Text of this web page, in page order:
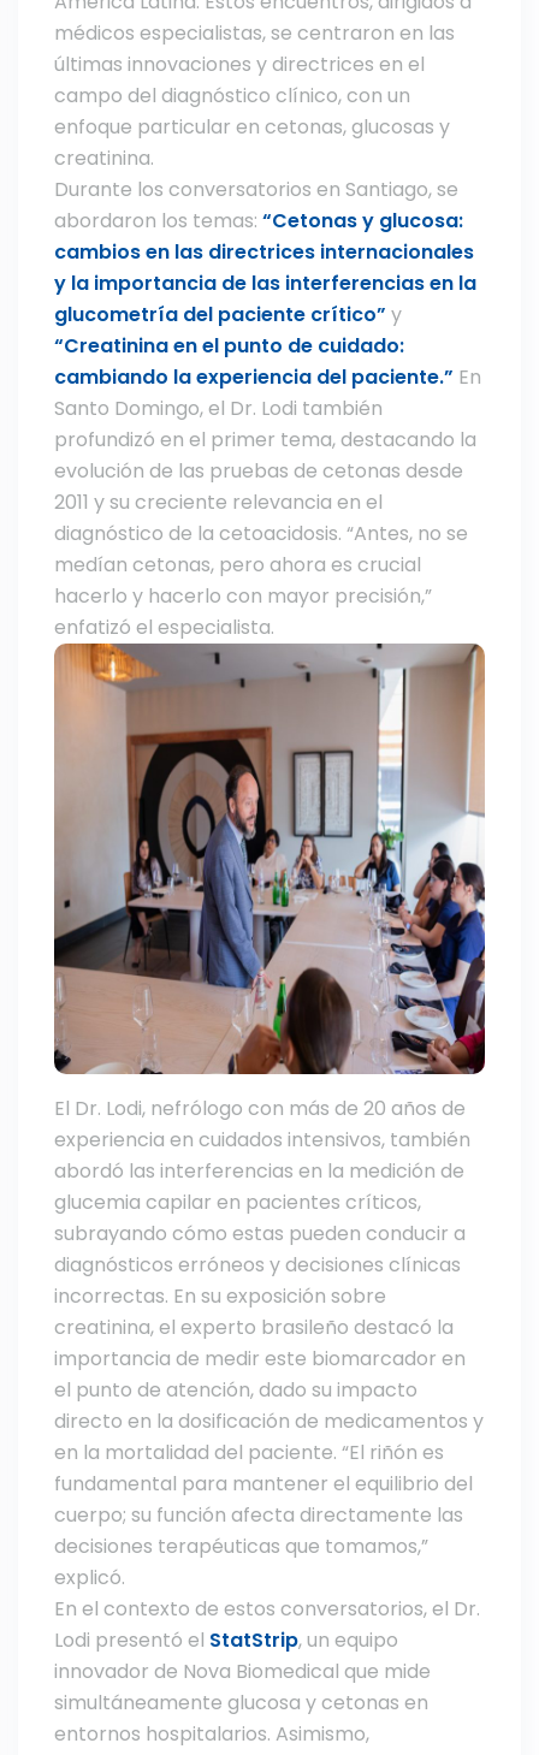
médicos especialistas, se centraron en las
últimas innovaciones y directrices en el
campo del diagnóstico clínico, con un
enfoque particular en cetonas, glucosas y
creatinina.
Durante los conversatorios en Santiago, se
abordaron los temas: “Cetonas y glucosa:
cambios en las directrices internacionales
y la importancia de las interferencias en la
glucometría del paciente crítico” y
“Creatinina en el punto de cuidado:
cambiando la experiencia del paciente.” En
Santo Domingo, el Dr. Lodi también
profundizó en el primer tema, destacando la
evolución de las pruebas de cetonas desde
2011 y su creciente relevancia en el
diagnóstico de la cetoacidosis. “Antes, no se
medían cetonas, pero ahora es crucial
hacerlo y hacerlo con mayor precisión,”
enfatizó el especialista.
El Dr. Lodi, nefrólogo con más de 20 años de
experiencia en cuidados intensivos, también
abordó las interferencias en la medición de
glucemia capilar en pacientes críticos,
subrayando cómo estas pueden conducir a
diagnósticos erróneos y decisiones clínicas
incorrectas. En su exposición sobre
creatinina, el experto brasileño destacó la
importancia de medir este biomarcador en
el punto de atención, dado su impacto
directo en la dosificación de medicamentos y
en la mortalidad del paciente. “El riñón es
fundamental para mantener el equilibrio del
cuerpo; su función afecta directamente las
decisiones terapéuticas que tomamos,”
explicó.
En el contexto de estos conversatorios, el Dr.
Lodi presentó el StatStrip, un equipo
innovador de Nova Biomedical que mide
simultáneamente glucosa y cetonas en
entornos hospitalarios. Asimismo,